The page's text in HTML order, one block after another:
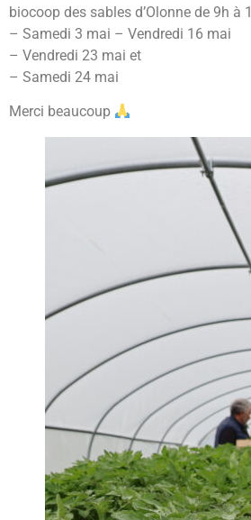
biocoop des sables d’Olonne de 9h à
– Samedi 3 mai – Vendredi 16 mai
– Vendredi 23 mai et
– Samedi 24 mai
Merci beaucoup